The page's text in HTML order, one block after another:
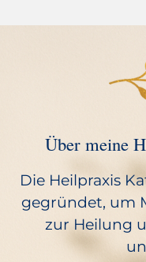
Über meine
Die Heilpraxis
gegründet, um
zur Heilung